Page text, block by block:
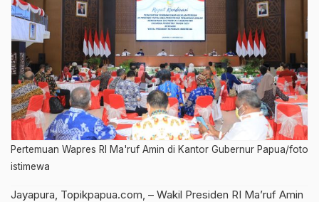
Pertemuan Wapres RI Ma'ruf Amin di Kantor Gubernur Papua/foto
istimewa
Jayapura, Topikpapua.com, – Wakil Presiden RI Ma’ruf Amin